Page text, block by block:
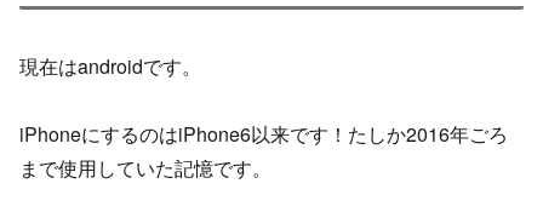
現在はandroidです。
iPhoneにするのはiPhone6以来です！たしか2016年ごろ
まで使用していた記憶です。